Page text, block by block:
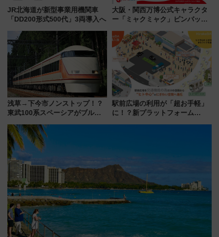
JR北海道が新型事業用機関車
「DD200形式500代」3両導入へ
大阪・関西万博公式キャラクタ
ー「ミャクミャク」ピンバッジ
中旬発売
浅草→下今市ノンストップ！？
東武100系スペーシアがブルー
ー当時の停車駅」を再現 運転
時刻や特急券の買い方を紹介
駅前広場の利用が「超お手軽」
に！？新プラットフォーム